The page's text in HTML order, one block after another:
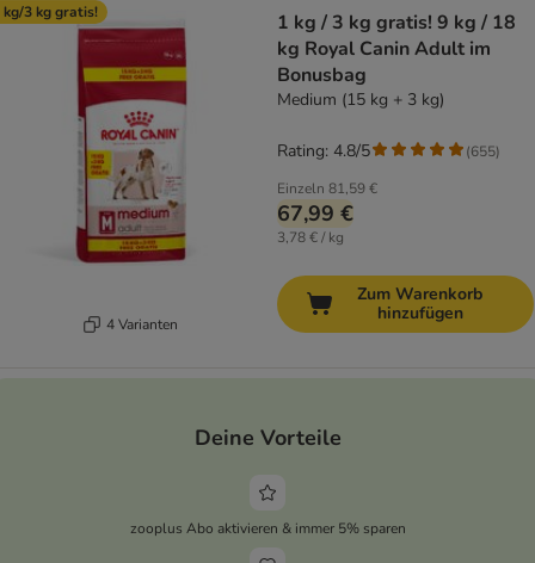
kg/3 kg gratis!
4 Varianten
1 kg / 3 kg gratis! 9 kg / 18
kg Royal Canin Adult im
Bonusbag
Medium (15 kg + 3 kg)
Einzeln 81,59 €
67,99 €
3,78 € / kg
Rating: 4.8/5 (655)
Zum Warenkorb
hinzufügen
Deine Vorteile
zooplus Abo aktivieren & immer 5% sparen